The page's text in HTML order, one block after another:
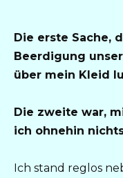
Die erste Sache,
Beerdigung
über mein Kleid
Die zweite war,
ich ohnehin
Ich stand reglos